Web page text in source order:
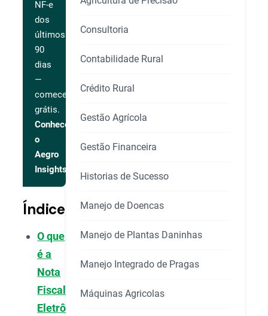
NF-e
dos
últimos
90
dias
—
comece
grátis.
Conhecer
o
Aegro
Insights
Índice
O que
é a
Nota
Fiscal
Eletrônica
Consultoria
Contabilidade Rural
Crédito Rural
Gestão Agrícola
Gestão Financeira
Historias de Sucesso
Manejo de Doencas
Manejo de Plantas Daninhas
Manejo Integrado de Pragas
Máquinas Agricolas